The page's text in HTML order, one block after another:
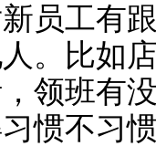
员工有
。比如
领班有
惯不习